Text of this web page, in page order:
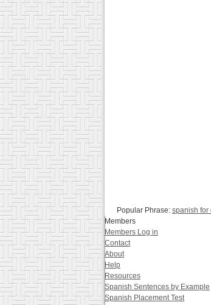
Popular Phrase: spanish for
Members
Members Log in
Contact
About
Help
Resources
Spanish Sentences by Example
Spanish Placement Test